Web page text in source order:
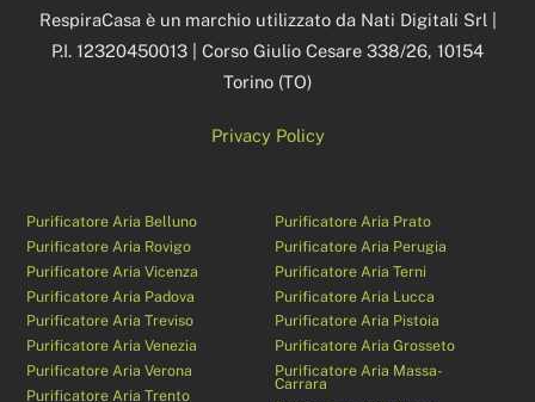
RespiraCasa è un marchio utilizzato da Nati Digitali Srl |
P.I. 12320450013 | Corso Giulio Cesare 338/26, 10154
Torino (TO)
Privacy Policy
Purificatore Aria Belluno
Purificatore Aria Rovigo
Purificatore Aria Vicenza
Purificatore Aria Padova
Purificatore Aria Treviso
Purificatore Aria Venezia
Purificatore Aria Verona
Purificatore Aria Trento
Purificatore Aria Prato
Purificatore Aria Perugia
Purificatore Aria Terni
Purificatore Aria Lucca
Purificatore Aria Pistoia
Purificatore Aria Grosseto
Purificatore Aria Massa-
Carrara